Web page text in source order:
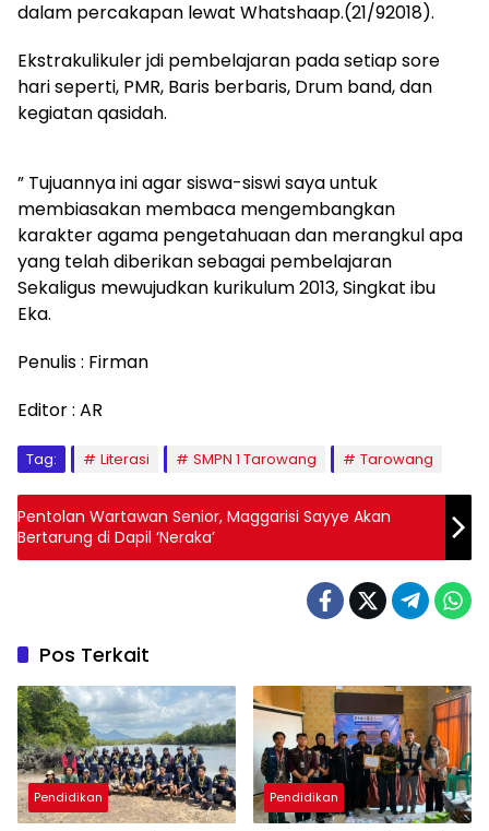
dalam percakapan lewat Whatshaap.(21/92018).
Ekstrakulikuler jdi pembelajaran pada setiap sore
hari seperti, PMR, Baris berbaris, Drum band, dan
kegiatan qasidah.
” Tujuannya ini agar siswa-siswi saya untuk
membiasakan membaca mengembangkan
karakter agama pengetahuaan dan merangkul apa
yang telah diberikan sebagai pembelajaran
Sekaligus mewujudkan kurikulum 2013, Singkat ibu
Eka.
Penulis : Firman
Editor : AR
Tag: Literasi SMPN 1 Tarowang Tarowang
Pentolan Wartawan Senior, Maggarisi Sayye Akan
Bertarung di Dapil ‘Neraka’
Pos Terkait
Pendidikan Pendidikan